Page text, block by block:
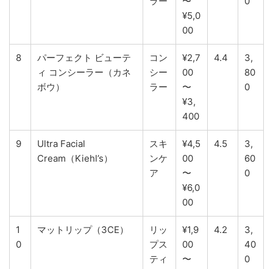
¥5,0
00
8
パーフェクト ビューテ
ィ コンシーラー（カネ
ボウ）
コン
シー
ラー
¥2,7
00
〜
¥3,
400
4.4
3,
80
0
9
Ultra Facial
Cream（Kiehl’s）
スキ
ンケ
ア
¥4,5
00
〜
¥6,0
00
4.5
3,
60
0
1
0
マットリップ（3CE）
リッ
プス
ティ
¥1,9
00
〜
4.2
3,
40
0